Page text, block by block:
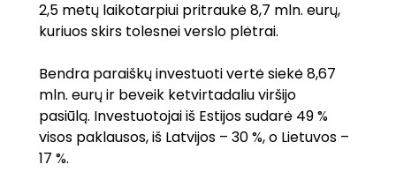
2,5 metų laikotarpiui pritraukė 8,7 mln. eurų,
kuriuos skirs tolesnei verslo plėtrai.
Bendra paraiškų investuoti vertė siekė 8,67
mln. eurų ir beveik ketvirtadaliu viršijo
pasiūlą. Investuotojai iš Estijos sudarė 49 %
visos paklausos, iš Latvijos – 30 %, o Lietuvos –
17 %.